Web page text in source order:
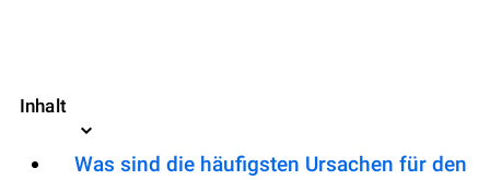
Inhalt
Was sind die häufigsten Ursachen für den